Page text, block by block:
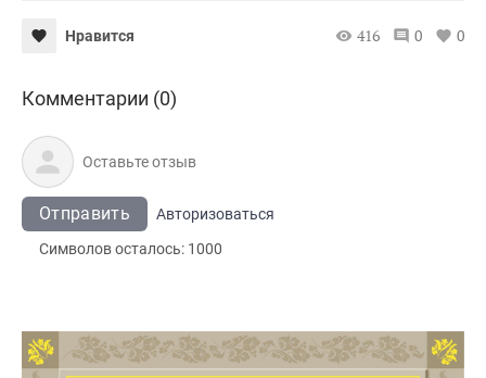
Нравится 416 0 0
Комментарии (0)
Отправить
Авторизоваться
Символов осталось: 1000